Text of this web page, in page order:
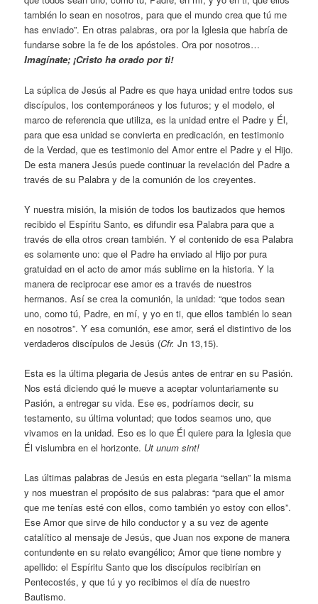
también lo sean en nosotros, para que el mundo crea que tú me
has enviado”. En otras palabras, ora por la Iglesia que habría de
fundarse sobre la fe de los apóstoles. Ora por nosotros…
Imagínate; ¡Cristo ha orado por ti!
La súplica de Jesús al Padre es que haya unidad entre todos sus
discípulos, los contemporáneos y los futuros; y el modelo, el
marco de referencia que utiliza, es la unidad entre el Padre y Él,
para que esa unidad se convierta en predicación, en testimonio
de la Verdad, que es testimonio del Amor entre el Padre y el Hijo.
De esta manera Jesús puede continuar la revelación del Padre a
través de su Palabra y de la comunión de los creyentes.
Y nuestra misión, la misión de todos los bautizados que hemos
recibido el Espíritu Santo, es difundir esa Palabra para que a
través de ella otros crean también. Y el contenido de esa Palabra
es solamente uno: que el Padre ha enviado al Hijo por pura
gratuidad en el acto de amor más sublime en la historia. Y la
manera de reciprocar ese amor es a través de nuestros
hermanos. Así se crea la comunión, la unidad: “que todos sean
uno, como tú, Padre, en mí, y yo en ti, que ellos también lo sean
en nosotros”. Y esa comunión, ese amor, será el distintivo de los
verdaderos discípulos de Jesús (Cfr. Jn 13,15).
Esta es la última plegaria de Jesús antes de entrar en su Pasión.
Nos está diciendo qué le mueve a aceptar voluntariamente su
Pasión, a entregar su vida. Ese es, podríamos decir, su
testamento, su última voluntad; que todos seamos uno, que
vivamos en la unidad. Eso es lo que Él quiere para la Iglesia que
Él vislumbra en el horizonte. Ut unum sint!
Las últimas palabras de Jesús en esta plegaria “sellan” la misma
y nos muestran el propósito de sus palabras: “para que el amor
que me tenías esté con ellos, como también yo estoy con ellos”.
Ese Amor que sirve de hilo conductor y a su vez de agente
catalítico al mensaje de Jesús, que Juan nos expone de manera
contundente en su relato evangélico; Amor que tiene nombre y
apellido: el Espíritu Santo que los discípulos recibirían en
Pentecostés, y que tú y yo recibimos el día de nuestro
Bautismo.